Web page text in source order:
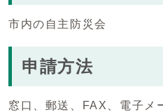
市内の自主防災会
申請方法
窓口、郵送、FAX、電子メ